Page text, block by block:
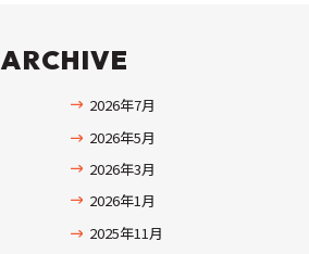
ARCHIVE
2026年7月
2026年5月
2026年3月
2026年1月
2025年11月